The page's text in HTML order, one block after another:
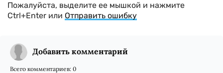
Пожалуйста, выделите ее мышкой и нажмите
Ctrl+Enter или Отправить ошибку
Добавить комментарий
Всего комментариев: 0